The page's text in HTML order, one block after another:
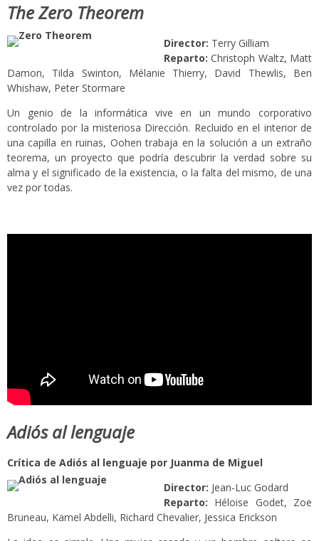
The Zero Theorem
Director: Terry Gilliam
Reparto: Christoph Waltz, Matt
Damon, Tilda Swinton, Mélanie Thierry, David Thewlis, Ben
Whishaw, Peter Stormare
Un genio de la informática vive en un mundo corporativo
controlado por la misteriosa Dirección. Recluido en el interior de
una capilla en ruinas, Oohen trabaja en la solución a un extraño
teorema, un proyecto que podría descubrir la verdad sobre su
alma y el significado de la existencia, o la falta del mismo, de una
vez por todas.
Adiós al lenguaje
Crítica de Adiós al lenguaje por Juanma de Miguel
Director: Jean-Luc Godard
Reparto: Héloise Godet, Zoe
Bruneau, Kamel Abdelli, Richard Chevalier, Jessica Erickson